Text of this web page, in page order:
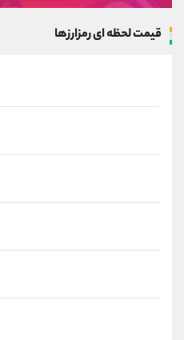
قیمت لحظه ای رمزارزها